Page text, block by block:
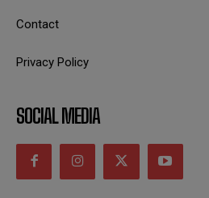
Contact
Privacy Policy
SOCIAL MEDIA